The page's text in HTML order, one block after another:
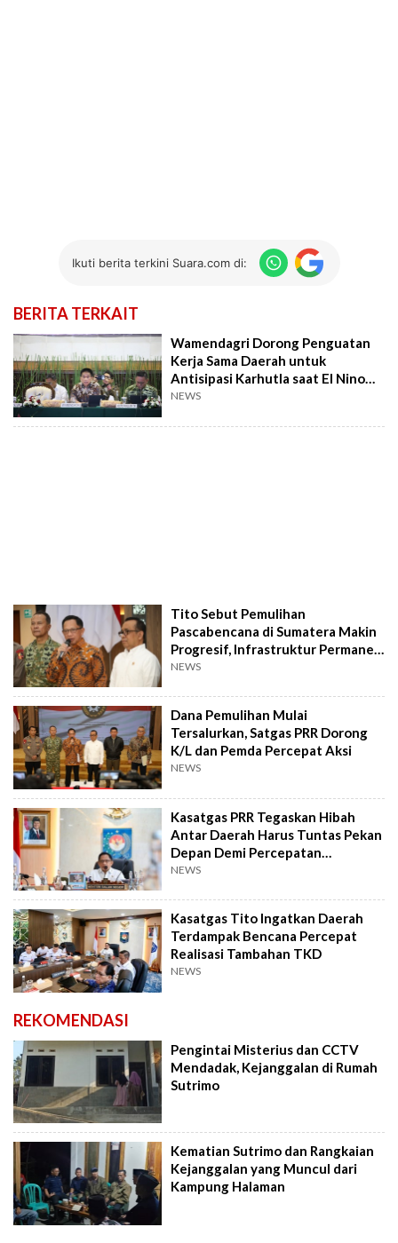
Ikuti berita terkini Suara.com di:
BERITA TERKAIT
Wamendagri Dorong Penguatan
Kerja Sama Daerah untuk
Antisipasi Karhutla saat El Nino
20262027
NEWS
Tito Sebut Pemulihan
Pascabencana di Sumatera Makin
Progresif, Infrastruktur Permanen
Dipercepat
NEWS
Dana Pemulihan Mulai
Tersalurkan, Satgas PRR Dorong
K/L dan Pemda Percepat Aksi
NEWS
Kasatgas PRR Tegaskan Hibah
Antar Daerah Harus Tuntas Pekan
Depan Demi Percepatan
Pemulihan
NEWS
Kasatgas Tito Ingatkan Daerah
Terdampak Bencana Percepat
Realisasi Tambahan TKD
NEWS
REKOMENDASI
Pengintai Misterius dan CCTV
Mendadak, Kejanggalan di Rumah
Sutrimo
Kematian Sutrimo dan Rangkaian
Kejanggalan yang Muncul dari
Kampung Halaman